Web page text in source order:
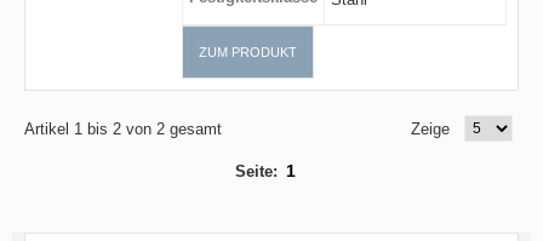
ZUM PRODUKT
Artikel 1 bis 2 von 2 gesamt Zeige
Seite: 1